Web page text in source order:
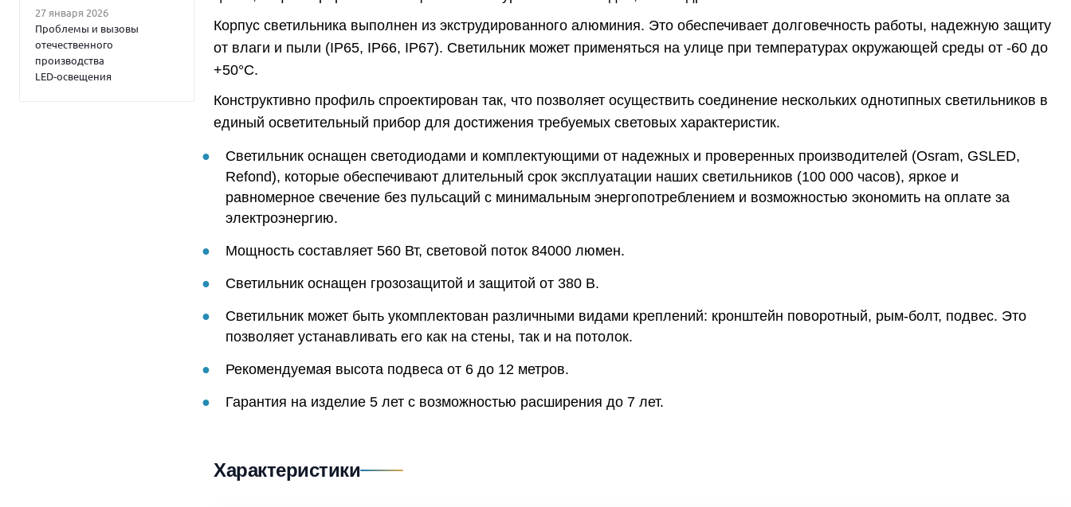
27 января 2026
Проблемы и вызовы
отечественного
производства
LED‑освещения
Корпус светильника выполнен из экструдированного алюминия. Это обеспечивает долговечность работы, надежную защиту
от влаги и пыли (IP65, IP66, IP67). Светильник может применяться на улице при температурах окружающей среды от -60 до
+50°C.
Конструктивно профиль спроектирован так, что позволяет осуществить соединение нескольких однотипных светильников в
единый осветительный прибор для достижения требуемых световых характеристик.
Светильник оснащен светодиодами и комплектующими от надежных и проверенных производителей (Osram, GSLED,
Refond), которые обеспечивают длительный срок эксплуатации наших светильников (100 000 часов), яркое и
равномерное свечение без пульсаций с минимальным энергопотреблением и возможностью экономить на оплате за
электроэнергию.
Мощность составляет 560 Вт, световой поток 84000 люмен.
Светильник оснащен грозозащитой и защитой от 380 В.
Светильник может быть укомплектован различными видами креплений: кронштейн поворотный, рым-болт, подвес. Это
позволяет устанавливать его как на стены, так и на потолок.
Рекомендуемая высота подвеса от 6 до 12 метров.
Гарантия на изделие 5 лет с возможностью расширения до 7 лет.
Характеристики